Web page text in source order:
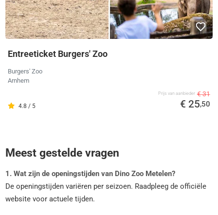
Entreeticket Burgers' Zoo
Burgers' Zoo
Arnhem
4.8 / 5
Prijs van aanbieder € 31
€ 25,50
Meest gestelde vragen
1. Wat zijn de openingstijden van Dino Zoo Metelen?
De openingstijden variëren per seizoen. Raadpleeg de officiële
website voor actuele tijden.